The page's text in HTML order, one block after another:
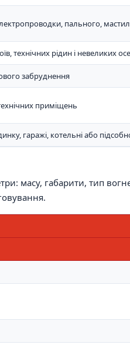
пального, мастил і
технічних рідин і невеликих
забруднення
приміщень
гаражі, котельні або
масу, габарити, тип